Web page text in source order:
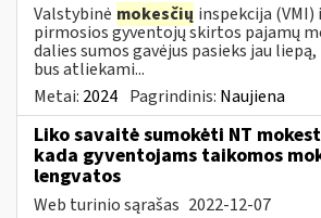
Valstybinė mokesčių inspekcija
pirmosios gyventojų skirtos pajamų
dalies sumos gavėjus pasieks jau
bus atliekami...
Metai: 2024 Pagrindinis: Naujiena
Liko savaitė sumokėti NT
kada gyventojams taikomos
lengvatos
Web turinio sąrašas 2022-12-07